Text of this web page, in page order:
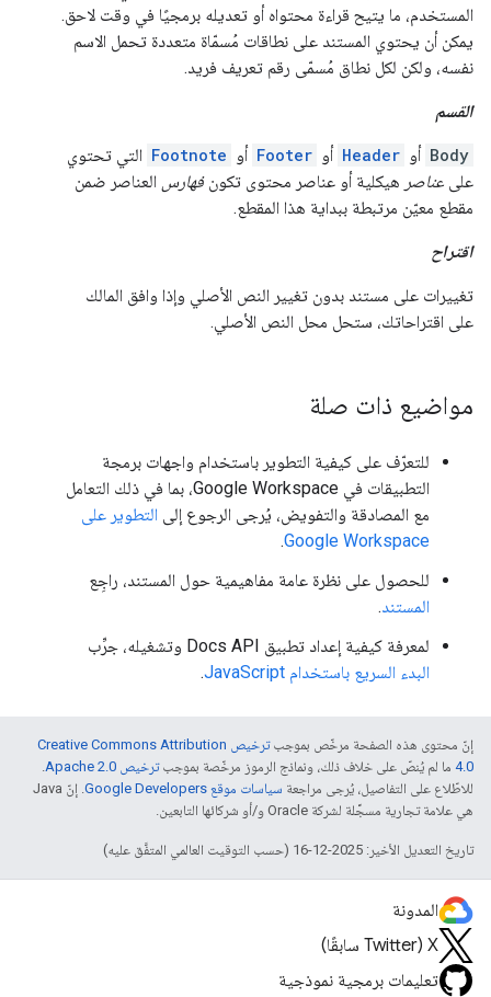
المستخدم، ما يتيح قراءة محتواه أو تعديله برمجيًا في وقت لاحق.
يمكن أن يحتوي المستند على نطاقات مُسمّاة متعددة تحمل الاسم
نفسه، ولكن لكل نطاق مُسمّى رقم تعريف فريد.
القسم
Body أو Header أو Footer أو Footnote التي تحتوي
على عناصر هيكلية أو عناصر محتوى تكونفهارس العناصر ضمن
مقطع معيّن مرتبطة ببداية هذا المقطع.
اقتراح
تغييرات على مستند بدون تغيير النص الأصلي وإذا وافق المالك
على اقتراحاتك، ستحل محل النص الأصلي.
مواضيع ذات صلة
للتعرّف على كيفية التطوير باستخدام واجهات برمجة
التطبيقات في Google Workspace، بما في ذلك التعامل
مع المصادقة والتفويض، يُرجى الرجوع إلى التطوير على
Google Workspace
.
للحصول على نظرة عامة مفاهيمية حول المستند، راجِع
المستند.
لمعرفة كيفية إعداد تطبيق Docs API وتشغيله، جرِّب
البدء السريع باستخدام JavaScript
.
إنّ محتوى هذه الصفحة مرخّص بموجب
ترخيص Creative Commons Attribution
4.0‏ ما لم يُنصّ على خلاف ذلك، ونماذج الرموز مرخّصة بموجبترخيص Apache 2.0‏
.
للاطّلاع على التفاصيل، يُرجى مراجعة سياسات موقع Google Developers‏
. إنّ Java
هي علامة تجارية مسجَّلة لشركة Oracle و/أو شركائها التابعين.
تاريخ التعديل الأخير: 2025-12-16 (حسب التوقيت العالمي المتفَّق عليه)
المدونة
‫X ‏(Twitter سابقًا)
تعليمات برمجية نموذجية